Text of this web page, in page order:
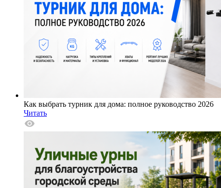
Как выбрать турник для дома: полное руководство 2026
Читать